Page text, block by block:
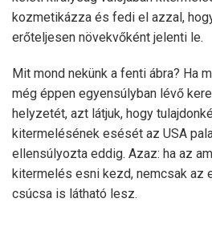
kozmetikázza és fedi el azzal,
erőteljesen növekvőként jelenti le.
Mit mond nekünk a fenti ábra? Ha
még éppen egyensúlyban lévő
helyzetét, azt látjuk, hogy
kitermelésének esését az USA
ellensúlyozta eddig. Azaz: ha az
kitermelés esni kezd, nemcsak az
csúcsa is látható lesz.